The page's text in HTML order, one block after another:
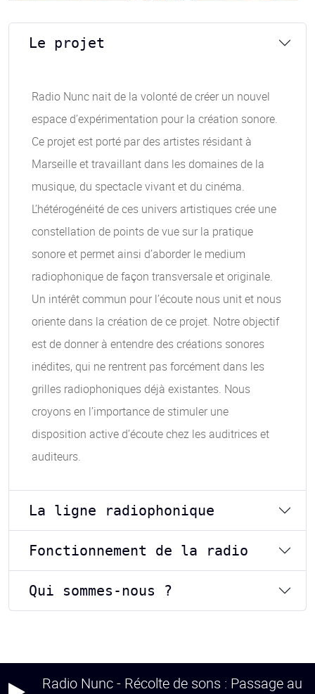
Le projet
Radio Nunc nait de la volonté de créer un nouvel
espace d’expérimentation pour la création sonore.
Ce projet est porté par des artistes résidant à
Marseille et travaillant dans les domaines de la
musique, du spectacle vivant et du cinéma.
L’hétérogénéité de ces univers artistiques crée une
constellation de points de vue sur la pratique
sonore et permet ainsi d’aborder le medium
radiophonique de façon transversale et originale.
Un intérêt commun pour l’écoute nous unit et nous
oriente dans la création de ce projet. Notre objectif
est de donner à entendre des créations sonores
inédites, qui ne rentrent pas forcément dans les
grilles radiophoniques déjà existantes. Nous
croyons en l’importance de stimuler une
disposition active d’écoute chez les auditrices et
auditeurs.
La ligne radiophonique
Fonctionnement de la radio
Qui sommes-nous ?
Radio Nunc - Récolte de sons : Passage au